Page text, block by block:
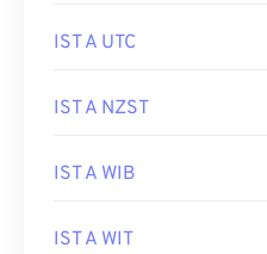
IST A UTC
IST A NZST
IST A WIB
IST A WIT